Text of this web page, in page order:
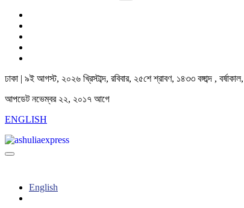
ঢাকা | ৯ই আগস্ট, ২০২৬ খ্রিস্টাব্দ, রবিবার, ২৫শে শ্রাবণ, ১৪৩৩ বঙ্গাব্দ , বর্ষাকাল,
আপডেট নভেম্বর ২২, ২০১৭ আগে
ENGLISH
English